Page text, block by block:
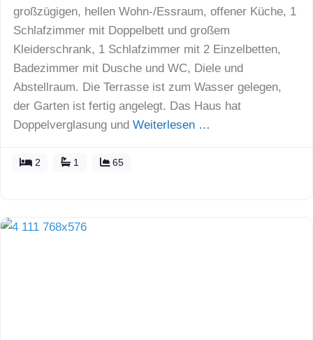
großzügigen, hellen Wohn-/Essraum, offener Küche, 1
Schlafzimmer mit Doppelbett und großem
Kleiderschrank, 1 Schlafzimmer mit 2 Einzelbetten,
Badezimmer mit Dusche und WC, Diele und
Abstellraum. Die Terrasse ist zum Wasser gelegen,
der Garten ist fertig angelegt. Das Haus hat
Doppelverglasung und Weiterlesen …
2 1 65